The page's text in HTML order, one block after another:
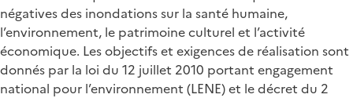
négatives des inondations sur la santé humaine,
l’environnement, le patrimoine culturel et l’activité
économique. Les objectifs et exigences de réalisation sont
donnés par la loi du 12 juillet 2010 portant engagement
national pour l’environnement (LENE) et le décret du 2